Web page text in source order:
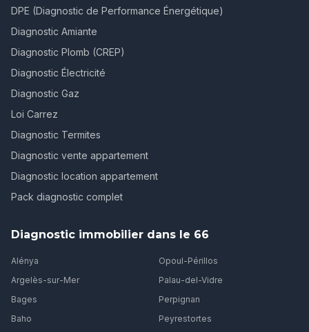
DPE (Diagnostic de Performance Énergétique)
Diagnostic Amiante
Diagnostic Plomb (CREP)
Diagnostic Électricité
Diagnostic Gaz
Loi Carrez
Diagnostic Termites
Diagnostic vente appartement
Diagnostic location appartement
Pack diagnostic complet
Diagnostic immobilier dans le 66
Alénya
Argelès-sur-Mer
Bages
Baho
Opoul-Périllos
Palau-del-Vidre
Perpignan
Peyrestortes